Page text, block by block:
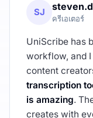
SJ
ครีเอเตอร์
UniScribe has
workflow, and
content
transcription
is amazing.
creates with